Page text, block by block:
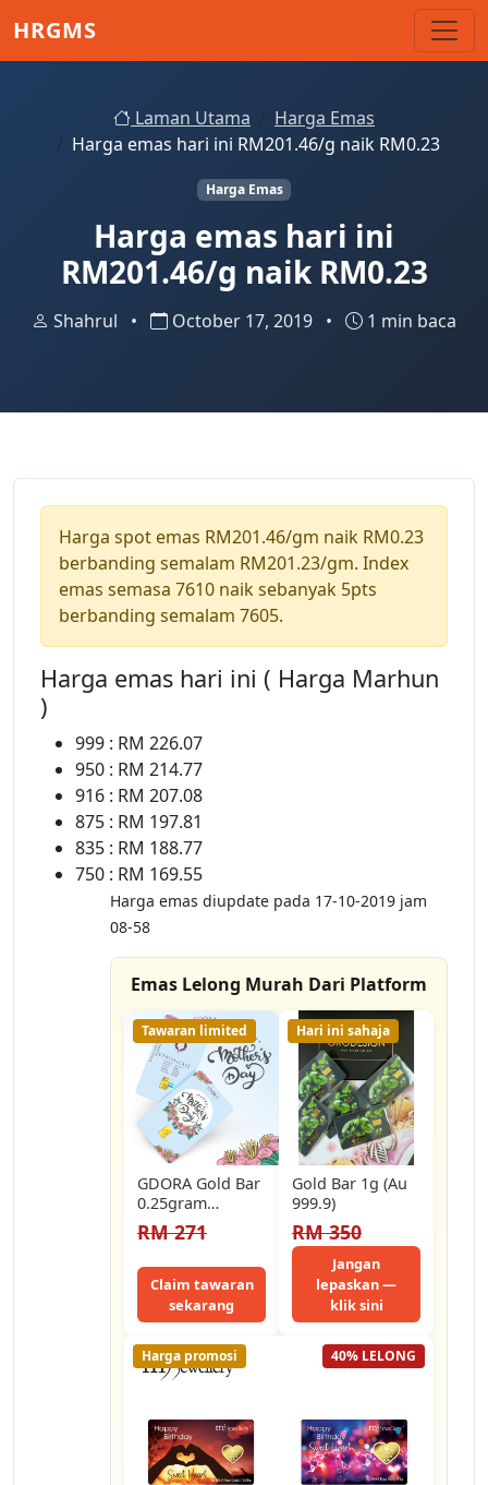
HRGMS
Laman Utama
Harga Emas
Harga emas hari ini RM201.46/g naik RM0.23
Harga Emas
Harga emas hari ini
RM201.46/g naik RM0.23
Shahrul • October 17, 2019 • 1 min baca
Harga spot emas RM201.46/gm naik RM0.23
berbanding semalam RM201.23/gm. Index
emas semasa 7610 naik sebanyak 5pts
berbanding semalam 7605.
Harga emas hari ini ( Harga Marhun
)
999 : RM 226.07
950 : RM 214.77
916 : RM 207.08
875 : RM 197.81
835 : RM 188.77
750 : RM 169.55
Harga emas diupdate pada 17-10-2019 jam
08-58
Emas Lelong Murah Dari Platform
Tawaran limited
GDORA Gold Bar
0.25gram
Mothers
Day_Soft Hearted
Blue 999.9
RM 271
Claim tawaran
sekarang
Hari ini sahaja
Gold Bar 1g (Au
999.9)
RM 350
Jangan
lepaskan —
klik sini
40% LELONG
Harga promosi